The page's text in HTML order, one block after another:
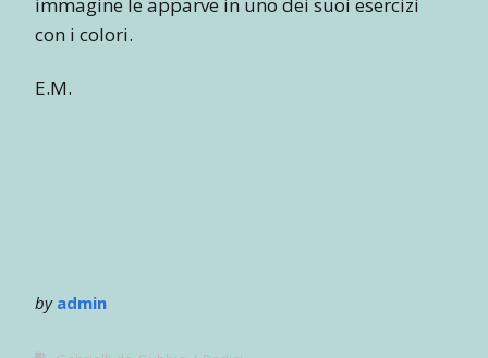
con i colori.
E.M.
by admin